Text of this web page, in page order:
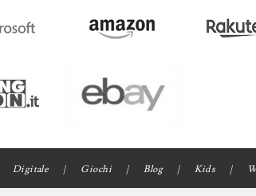
Digitale Giochi Blog Kids